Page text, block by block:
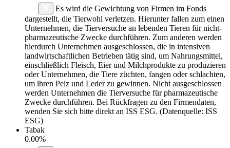
Es wird die Gewichtung von Firmen im Fonds
dargestellt, die Tierwohl verletzen. Hierunter fallen zum einen
Unternehmen, die Tierversuche an lebenden Tieren für nicht-
pharmazeutische Zwecke durchführen. Zum anderen werden
hierdurch Unternehmen ausgeschlossen, die in intensiven
landwirtschaftlichen Betrieben tätig sind, um Nahrungsmittel,
einschließlich Fleisch, Eier und Milchprodukte zu produzieren
oder Unternehmen, die Tiere züchten, fangen oder schlachten,
um ihren Pelz und Leder zu gewinnen. Nicht ausgeschlossen
werden Unternehmen die Tierversuche für pharmazeutische
Zwecke durchführen. Bei Rückfragen zu den Firmendaten,
wenden Sie sich bitte direkt an ISS ESG. (Datenquelle: ISS
ESG)
Tabak
0.00%